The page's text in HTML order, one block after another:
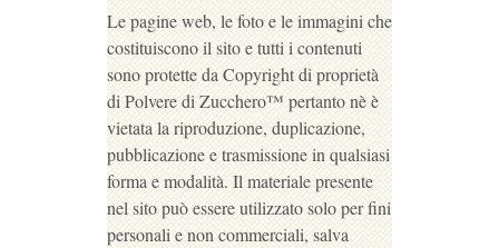
Le pagine web, le foto e le immagini che
costituiscono il sito e tutti i contenuti
sono protette da Copyright di proprietà
di Polvere di Zucchero™ pertanto nè è
vietata la riproduzione, duplicazione,
pubblicazione e trasmissione in qualsiasi
forma e modalità. Il materiale presente
nel sito può essere utilizzato solo per fini
personali e non commerciali, salva